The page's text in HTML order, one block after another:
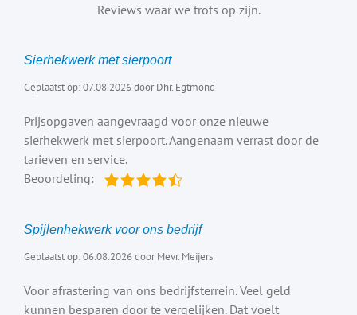
Reviews waar we trots op zijn.
Sierhekwerk met sierpoort
Geplaatst op: 07.08.2026 door Dhr. Egtmond
Prijsopgaven aangevraagd voor onze nieuwe
sierhekwerk met sierpoort. Aangenaam verrast door de
tarieven en service.
Beoordeling:
Spijlenhekwerk voor ons bedrijf
Geplaatst op: 06.08.2026 door Mevr. Meijers
Voor afrastering van ons bedrijfsterrein. Veel geld
kunnen besparen door te vergelijken. Dat voelt